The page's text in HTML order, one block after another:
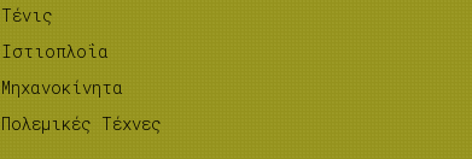
Τένις
Ιστιοπλοΐα
Μηχανοκίνητα
Πολεμικές Τέχνες